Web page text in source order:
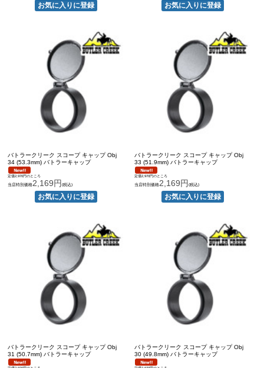
バトラークリーク スコープ キャップ Obj
34 (53.3mm) バトラーキャップ
定価2,970円のところ
当店特別価格2,169円(税込)
バトラークリーク スコープ キャップ Obj
33 (51.9mm) バトラーキャップ
定価2,970円のところ
当店特別価格2,169円(税込)
バトラークリーク スコープ キャップ Obj
31 (50.7mm) バトラーキャップ
バトラークリーク スコープ キャップ Obj
30 (49.8mm) バトラーキャップ